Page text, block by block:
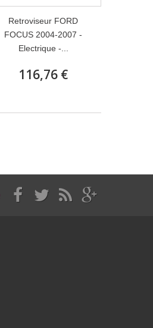
Retroviseur FORD
FOCUS 2004-2007 -
Electrique -...
116,76 €